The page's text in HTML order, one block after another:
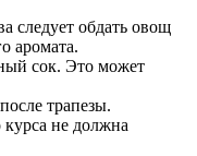
следует обдать овощ
аромата.
сок. Это может
трапезы.
курса не должна